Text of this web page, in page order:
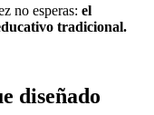
no esperas: el
tradicional.
diseñado